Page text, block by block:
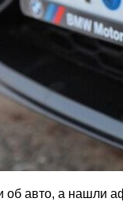
об авто, а нашли